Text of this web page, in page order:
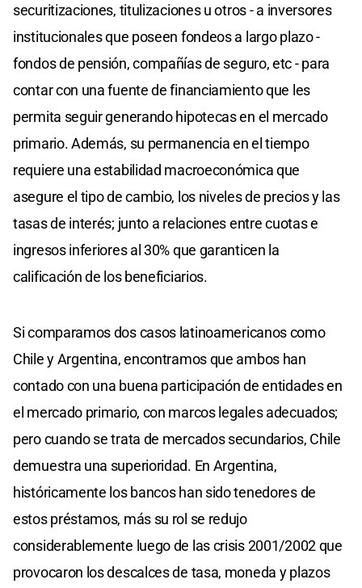
securitizaciones, titulizaciones u otros - a inversores
institucionales que poseen fondeos a largo plazo -
fondos de pensión, compañías de seguro, etc - para
contar con una fuente de financiamiento que les
permita seguir generando hipotecas en el mercado
primario. Además, su permanencia en el tiempo
requiere una estabilidad macroeconómica que
asegure el tipo de cambio, los niveles de precios y las
tasas de interés; junto a relaciones entre cuotas e
ingresos inferiores al 30% que garanticen la
calificación de los beneficiarios.
Si comparamos dos casos latinoamericanos como
Chile y Argentina, encontramos que ambos han
contado con una buena participación de entidades en
el mercado primario, con marcos legales adecuados;
pero cuando se trata de mercados secundarios, Chile
demuestra una superioridad. En Argentina,
históricamente los bancos han sido tenedores de
estos préstamos, más su rol se redujo
considerablemente luego de las crisis 2001/2002 que
provocaron los descalces de tasa, moneda y plazos